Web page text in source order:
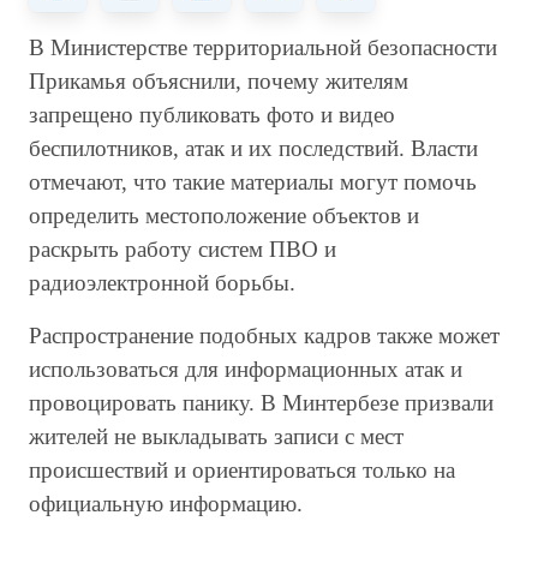
В Министерстве территориальной безопасности
Прикамья объяснили, почему жителям
запрещено публиковать фото и видео
беспилотников, атак и их последствий. Власти
отмечают, что такие материалы могут помочь
определить местоположение объектов и
раскрыть работу систем ПВО и
радиоэлектронной борьбы.
Распространение подобных кадров также может
использоваться для информационных атак и
провоцировать панику. В Минтербезе призвали
жителей не выкладывать записи с мест
происшествий и ориентироваться только на
официальную информацию.